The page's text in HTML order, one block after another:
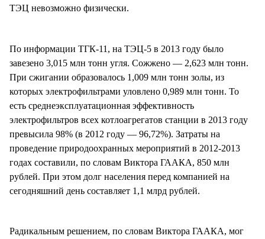
ТЭЦ невозможно физически.
По информации ТГК-11, на ТЭЦ-5 в 2013 году было
завезено 3,015 млн тонн угля. Сожжено — 2,623 млн тонн.
При сжигании образовалось 1,009 млн тонн золы, из
которых электрофильтрами уловлено 0,989 млн тонн. То
есть среднеэксплуатационная эффективность
электрофильтров всех котлоагрегатов станции в 2013 году
превысила 98% (в 2012 году — 96,72%). Затраты на
проведение природоохранных мероприятий в 2012-2013
годах составили, по словам Виктора ГААКА, 850 млн
рублей. При этом долг населения перед компанией на
сегодняшний день составляет 1,1 млрд рублей.
Радикальным решением, по словам Виктора ГААКА, мог